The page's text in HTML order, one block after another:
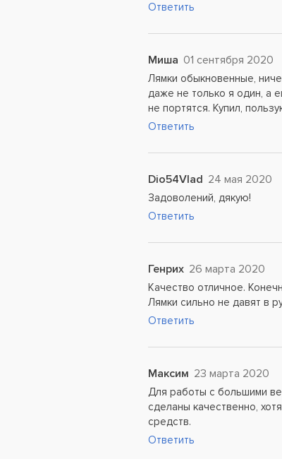
Ответить
Миша 01 сентября 2020
Лямки обыкновенные,
даже не только я один, а
не портятся. Купил,
Ответить
Dio54Vlad 24 мая 2020
Задоволений, дякую!
Ответить
Генрих 26 марта 2020
Качество отличное.
Лямки сильно не давят в
Ответить
Максим 23 марта 2020
Для работы с большими
сделаны качественно,
средств.
Ответить